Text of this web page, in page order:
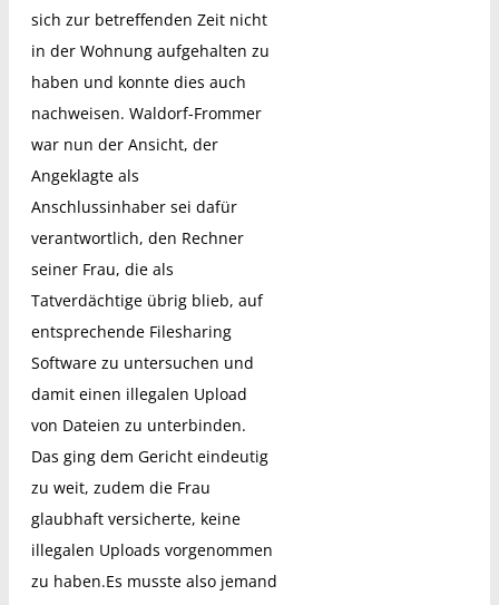
sich zur betreffenden Zeit nicht
in der Wohnung aufgehalten zu
haben und konnte dies auch
nachweisen. Waldorf-Frommer
war nun der Ansicht, der
Angeklagte als
Anschlussinhaber sei dafür
verantwortlich, den Rechner
seiner Frau, die als
Tatverdächtige übrig blieb, auf
entsprechende Filesharing
Software zu untersuchen und
damit einen illegalen Upload
von Dateien zu unterbinden.
Das ging dem Gericht eindeutig
zu weit, zudem die Frau
glaubhaft versicherte, keine
illegalen Uploads vorgenommen
zu haben.Es musste also jemand